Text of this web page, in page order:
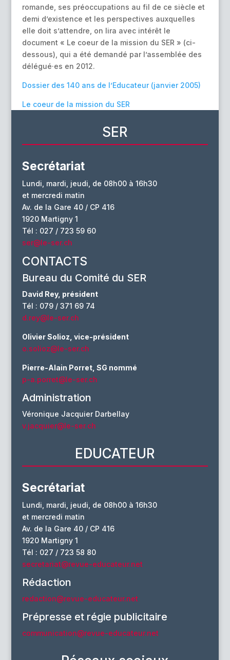
romande, ses préoccupations au fil de ce siècle et
demi d’existence et les perspectives auxquelles
elle doit s’attendre, on lira avec intérêt le
document « Le coeur de la mission du SER » (ci-
dessous), qui a été demandé par l’assemblée des
délégué·es en 2012.
Dossier des 140 ans de l’Educateur (janvier 2005)
Le coeur de la mission du SER
SER
Secrétariat
Lundi, mardi, jeudi, de 08h00 à 16h30
et mercredi matin
Av. de la Gare 40 / CP 416
1920 Martigny 1
Tél : 027 / 723 59 60
ser@le-ser.ch
CONTACTS
Bureau du Comité du SER
David Rey, président
Tél : 079 / 371 69 74
d.rey@le-ser.ch
Olivier Solioz, vice-président
o.solioz@le-ser.ch
Pierre-Alain Porret, SG nommé
p-a.porret@le-ser.ch
Administration
Véronique Jacquier Darbellay
v.jacquier@le-ser.ch
EDUCATEUR
Secrétariat
Lundi, mardi, jeudi, de 08h00 à 16h30
et mercredi matin
Av. de la Gare 40 / CP 416
1920 Martigny 1
Tél : 027 / 723 58 80
secretariat@revue-educateur.net
Rédaction
redaction@revue-educateur.net
Prépresse et régie publicitaire
communication@revue-educateur.net